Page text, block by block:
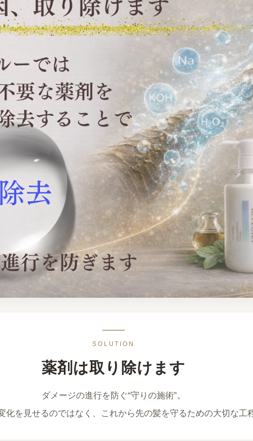
SOLUTION
薬剤は取り除けます
ダメージの進行を防ぐ“守りの施術”。
化を見せるのではなく、これから先の髪を守るための大切な工